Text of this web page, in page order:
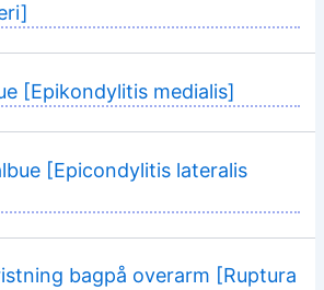
[Epikondylitis medialis]
[Epicondylitis lateralis
bagpå overarm [Ruptura